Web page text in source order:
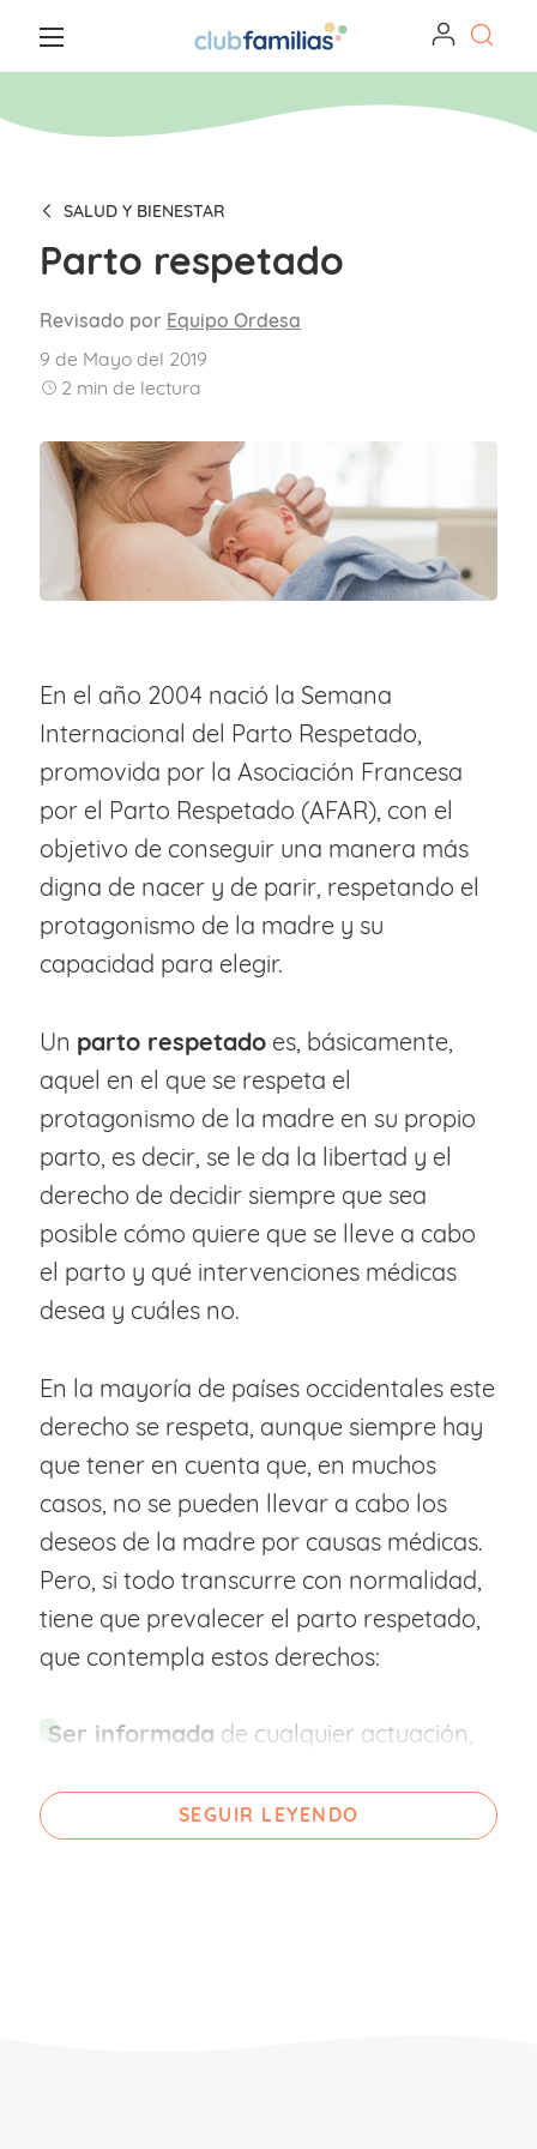
SALUD Y BIENESTAR
Parto respetado
Revisado por Equipo Ordesa
9 de Mayo del 2019
2 min de lectura
En el año 2004 nació la Semana
Internacional del Parto Respetado,
promovida por la Asociación Francesa
por el Parto Respetado (AFAR), con el
objetivo de conseguir una manera más
digna de nacer y de parir, respetando el
protagonismo de la madre y su
capacidad para elegir.
Un parto respetadoes, básicamente,
aquel en el que se respeta el
protagonismo de la madre en su propio
parto, es decir, se le da la libertad y el
derecho de decidir siempre que sea
posible cómo quiere que se lleve a cabo
el parto y qué intervenciones médicas
desea y cuáles no.
En la mayoría de países occidentales este
derecho se respeta, aunque siempre hay
que tener en cuenta que, en muchos
casos, no se pueden llevar a cabo los
deseos de la madre por causas médicas.
Pero, si todo transcurre con normalidad,
tiene que prevalecer el parto respetado,
que contempla estos derechos:
Ser informada de cualquier actuación,
llevar a cabo.SEGUIR LEYENDO